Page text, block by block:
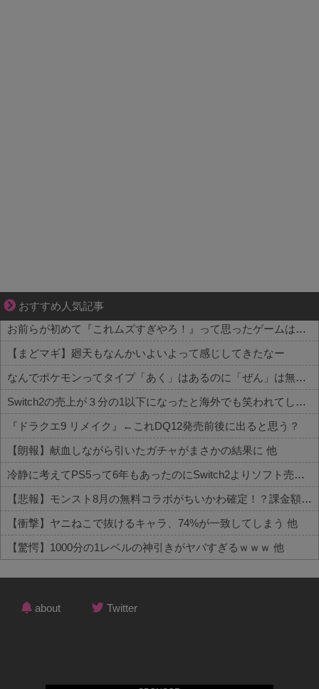
おすすめ人気記事
妻が嫌すぎて壊れていった、ある夫の現実
お前らが初めて『これムズすぎやろ！』って思ったゲームは何？
【まどマギ】廻天もなんかいよいよって感じしてきたなー
なんでポケモンってタイプ「あく」はあるのに「ぜん」は無いの？
Switch2の売上が３分の1以下になったと海外でも笑われてしまうwwwwwww
『ドラクエ9 リメイク』←これDQ12発売前後に出ると思う？
【朗報】献血しながら引いたガチャがまさかの結果に 他
冷静に考えてPS5って6年もあったのにSwitch2よりソフト売れないのヤバいよな 他
【悲報】モンスト8月の無料コラボがちいかわ確定！？課金額がヤバすぎる現状がコチラ 他
【衝撃】ヤニねこで抜けるキャラ、74%が一致してしまう 他
【驚愕】1000分の1レベルの神引きがヤバすぎるｗｗｗ 他
Powered by livedoor 相互RSS
about Twitter